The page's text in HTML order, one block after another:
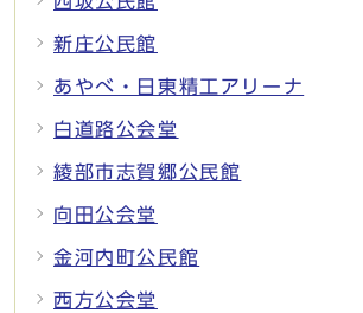
新庄公民館
あやべ・日東精工アリーナ
白道路公会堂
綾部市志賀郷公民館
向田公会堂
金河内町公民館
西方公会堂